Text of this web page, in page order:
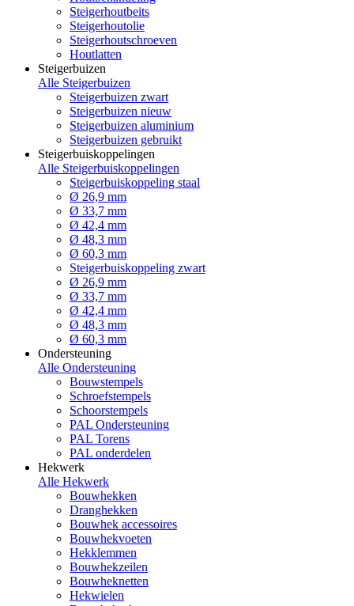
Steigerhoutbeits
Steigerhoutolie
Steigerhoutschroeven
Houtlatten
Steigerbuizen
Alle Steigerbuizen
Steigerbuizen zwart
Steigerbuizen nieuw
Steigerbuizen aluminium
Steigerbuizen gebruikt
Steigerbuiskoppelingen
Alle Steigerbuiskoppelingen
Steigerbuiskoppeling staal
Ø 26,9 mm
Ø 33,7 mm
Ø 42,4 mm
Ø 48,3 mm
Ø 60,3 mm
Steigerbuiskoppeling zwart
Ø 26,9 mm
Ø 33,7 mm
Ø 42,4 mm
Ø 48,3 mm
Ø 60,3 mm
Ondersteuning
Alle Ondersteuning
Bouwstempels
Schroefstempels
Schoorstempels
PAL Ondersteuning
PAL Torens
PAL onderdelen
Hekwerk
Alle Hekwerk
Bouwhekken
Dranghekken
Bouwhek accessoires
Bouwhekvoeten
Hekklemmen
Bouwhekzeilen
Bouwheknetten
Hekwielen